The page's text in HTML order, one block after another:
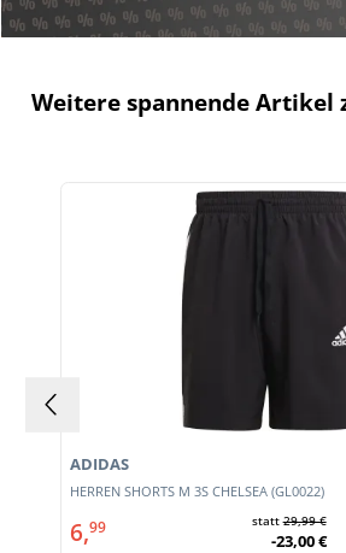
Weitere spannende Artikel
Produktgalerie überspringen
HERREN SHORTS M 3S CHELSEA (GL0022)
ADIDAS
6,99 statt29,99 €
-23,00 €